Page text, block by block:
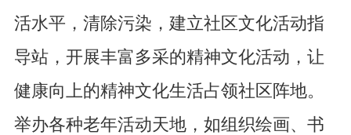
活水平，清除污染，建立社区文化活动指
导站，开展丰富多采的精神文化活动，让
健康向上的精神文化生活占领社区阵地。
举办各种老年活动天地，如组织绘画、书